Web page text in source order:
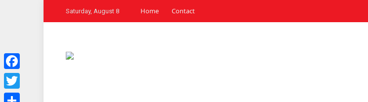
Saturday, August 8 Home Contact
Facebook
Twitter